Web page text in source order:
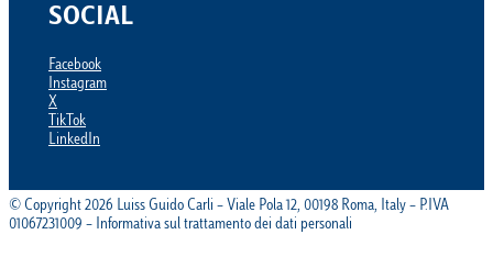
SOCIAL
Facebook
Instagram
X
TikTok
LinkedIn
© Copyright 2026 Luiss Guido Carli – Viale Pola 12, 00198 Roma, Italy – P.IVA
01067231009 – Informativa sul trattamento dei dati personali